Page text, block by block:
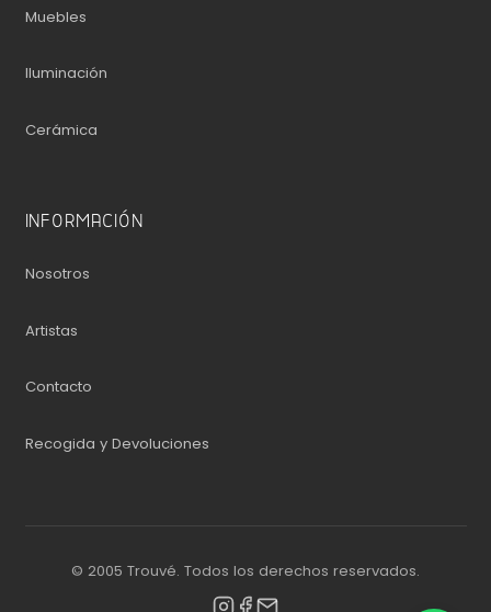
Muebles
Iluminación
Cerámica
INFORMACIÓN
Nosotros
Artistas
Contacto
Recogida y Devoluciones
© 2005 Trouvé. Todos los derechos reservados.